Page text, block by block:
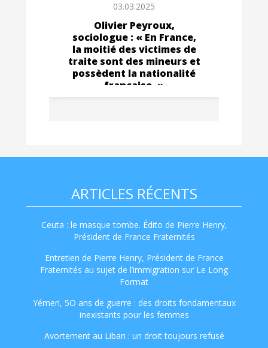
03.03.2025
Olivier Peyroux,
sociologue : « En France,
la moitié des victimes de
traite sont des mineurs et
possèdent la nationalité
française. »
ARTICLES RÉCENTS
Ceuta : le masque tombe. Édito de Pierre Henry,
Président de France Fraternités
Entretien de Pierre Henry, Président de France
Fraternités au sujet de l’immigration sur Le Long
Format
Yémen, 5O ans de guerre : des droits fondamentaux
inexistants pour les femmes
Avortement au Liban : un droit toujours refusé